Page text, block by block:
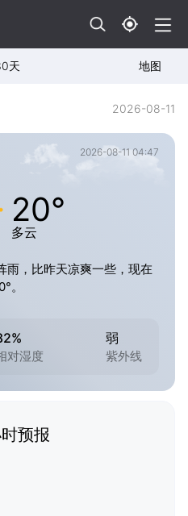
天 地图
2026-08-11
2026-08-11 04:47
20°
多云
雨，比昨天凉爽一些，现在
。
对湿度
弱
紫外线
预报